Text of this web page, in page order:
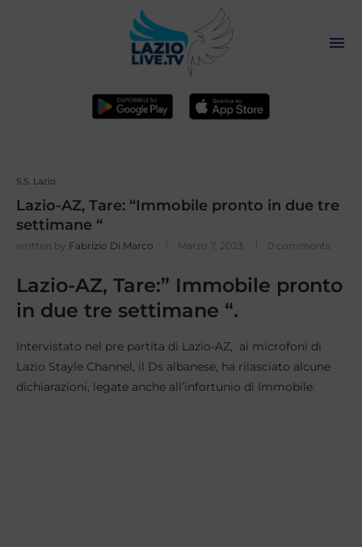
S.S. Lazio
Lazio-AZ, Tare: “Immobile pronto in due tre
settimane “
written by Fabrizio Di Marco Marzo 7, 2023 0 comments
Lazio-AZ, Tare:” Immobile pronto
in due tre settimane “.
Intervistato nel pre partita di Lazio-AZ, ai microfoni di
Lazio Stayle Channel, il Ds albanese, ha rilasciato alcune
dichiarazioni, legate anche all’infortunio di Immobile.